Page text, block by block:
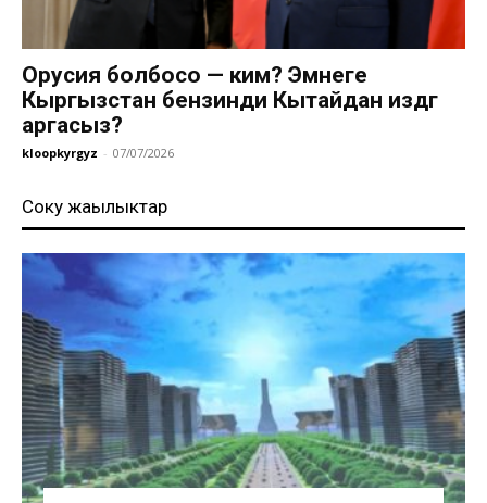
Орусия болбосо — ким? Эмнеге
Кыргызстан бензинди Кытайдан издөөгө
аргасыз?
kloopkyrgyz - 07/07/2026
Соңку жаңылыктар